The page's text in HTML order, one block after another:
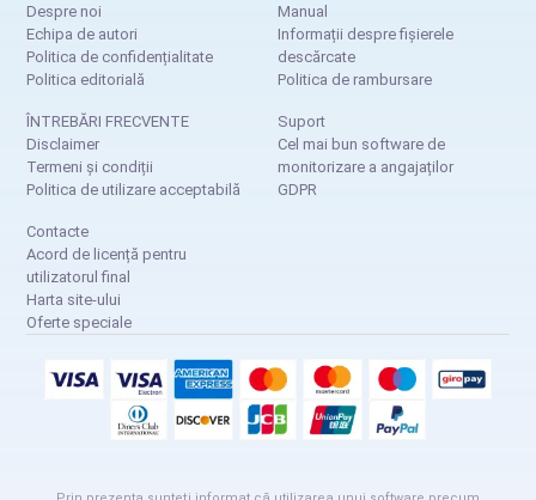
Despre noi
Echipa de autori
Politica de confidențialitate
Politica editorială
Manual
Informații despre fișierele
descărcate
Politica de rambursare
ÎNTREBĂRI FRECVENTE
Disclaimer
Termeni și condiții
Politica de utilizare acceptabilă
Suport
Cel mai bun software de
monitorizare a angajaților
GDPR
Contacte
Acord de licență pentru
utilizatorul final
Harta site-ului
Oferte speciale